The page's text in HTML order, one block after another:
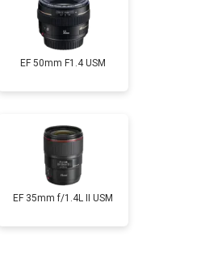
EF 50mm F1.4 USM
EF 35mm f/1.4L II USM